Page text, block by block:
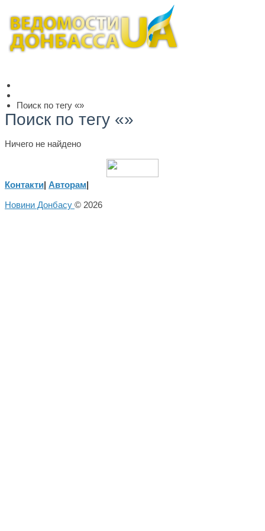
Поиск по тегу «»
Поиск по тегу «»
Ничего не найдено
Контакти| Авторам|
Новини Донбасу © 2026